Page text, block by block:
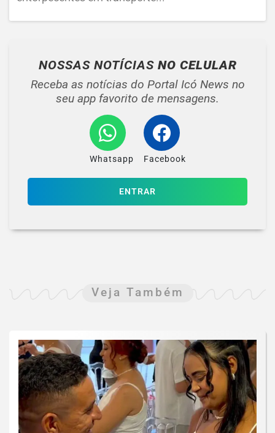
NOSSAS NOTÍCIAS NO CELULAR
Receba as notícias do Portal Icó News no
seu app favorito de mensagens.
Whatsapp Facebook
ENTRAR
Veja Também